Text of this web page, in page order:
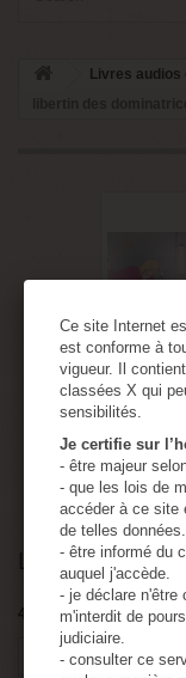
Livres audios
Le club
498 Items
Tweet Share
Ce site Internet
est conforme à
vigueur. Il
classées X qui
sensibilités.
Je certifie sur
- être majeur
- que les lois de
accéder à ce site
de telles données.
- être informé du
auquel j'accède.
- je déclare n'être
m'interdit de
judiciaire.
- consulter ce